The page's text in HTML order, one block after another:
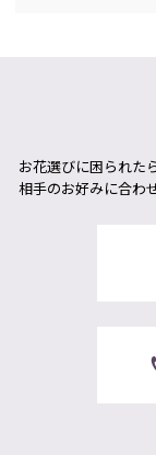
お花選びに困られた
相手のお好みに合わ